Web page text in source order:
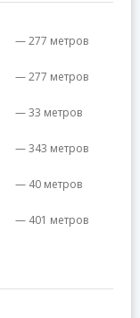
— 277 метров
— 277 метров
— 33 метров
— 343 метров
— 40 метров
— 401 метров